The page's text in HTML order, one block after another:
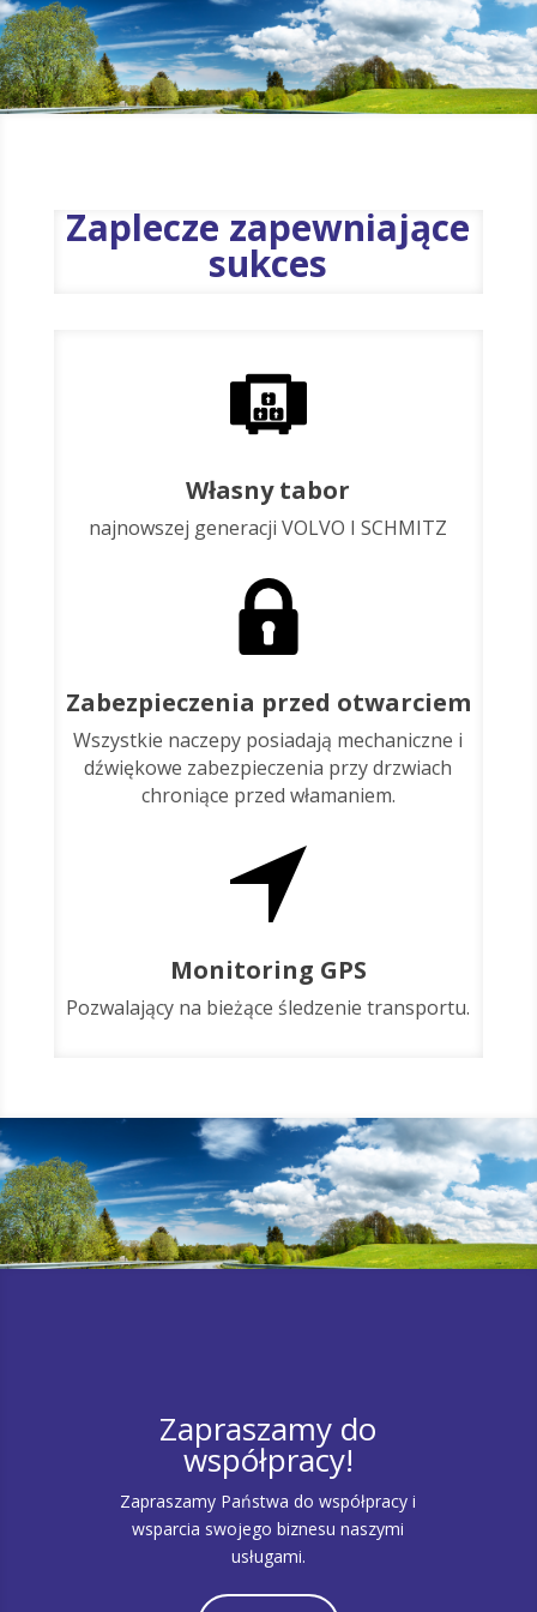
Zaplecze zapewniające
sukces
Własny tabor
najnowszej generacji VOLVO I SCHMITZ
Zabezpieczenia przed otwarciem
Wszystkie naczepy posiadają mechaniczne i
dźwiękowe zabezpieczenia przy drzwiach
chroniące przed włamaniem.
Monitoring GPS
Pozwalający na bieżące śledzenie transportu.
Zapraszamy do
współpracy!
Zapraszamy Państwa do współpracy i
wsparcia swojego biznesu naszymi
usługami.